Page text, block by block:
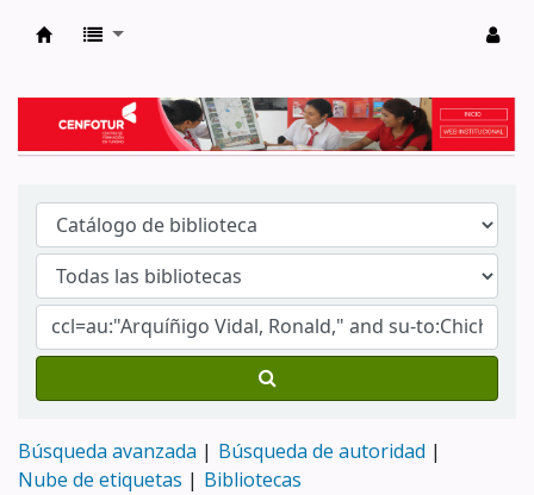
Búsqueda avanzada
Búsqueda de autoridad
Nube de etiquetas
Bibliotecas